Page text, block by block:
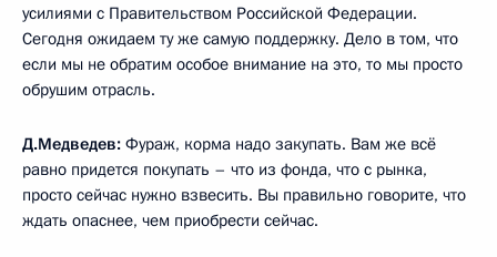
усилиями с Правительством Российской Федерации.
Сегодня ожидаем ту же самую поддержку. Дело в том, что
если мы не обратим особое внимание на это, то мы просто
обрушим отрасль.
Д.Медведев: Фураж, корма надо закупать. Вам же всё
равно придется покупать – что из фонда, что с рынка,
просто сейчас нужно взвесить. Вы правильно говорите, что
ждать опаснее, чем приобрести сейчас.